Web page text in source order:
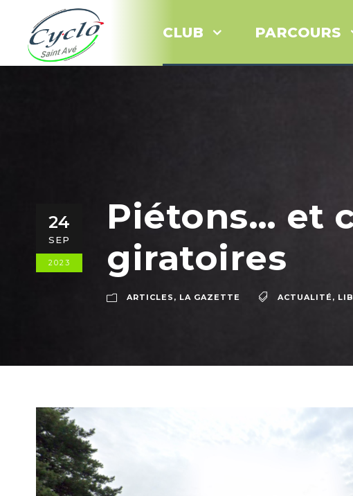
CLUB PARCOURS
24
SEP
2023
Piétons… et
giratoires
ARTICLES , LA GAZETTE ACTUALITÉ,